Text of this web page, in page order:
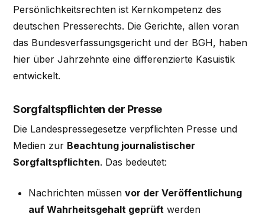
Persönlichkeitsrechten ist Kernkompetenz des
deutschen Presserechts. Die Gerichte, allen voran
das Bundesverfassungsgericht und der BGH, haben
hier über Jahrzehnte eine differenzierte Kasuistik
entwickelt.
Sorgfaltspflichten der Presse
Die Landespressegesetze verpflichten Presse und
Medien zur Beachtung journalistischer
Sorgfaltspflichten. Das bedeutet:
Nachrichten müssen vor der Veröffentlichung
auf Wahrheitsgehalt geprüftwerden